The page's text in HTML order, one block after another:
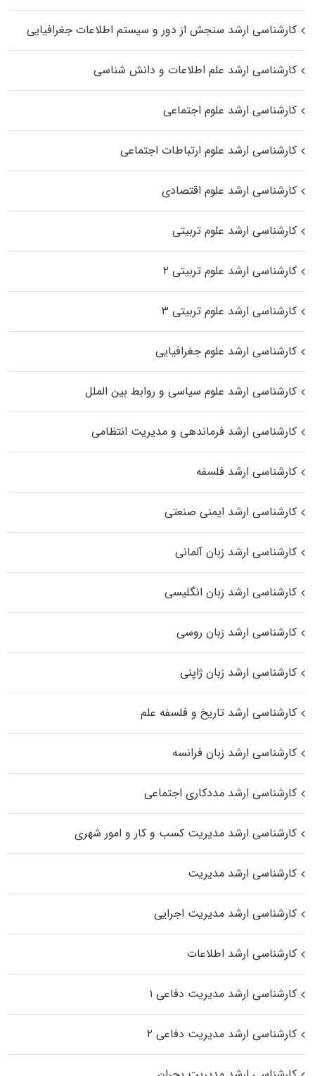
کارشناسی ارشد سنجش از دور و سیستم اطلاعات جغرافیایی
کارشناسی ارشد علم اطلاعات و دانش شناسی
کارشناسی ارشد علوم اجتماعی
کارشناسی ارشد علوم ارتباطات اجتماعی
کارشناسی ارشد علوم اقتصادی
کارشناسی ارشد علوم تربیتی
کارشناسی ارشد علوم تربیتی ۲
کارشناسی ارشد علوم تربیتی ۳
کارشناسی ارشد علوم جغرافیایی
کارشناسی ارشد علوم سیاسی و روابط بین الملل
کارشناسی ارشد فرماندهی و مدیریت انتظامی
کارشناسی ارشد فلسفه
کارشناسی ارشد ایمنی صنعتی
کارشناسی ارشد زبان آلمانی
کارشناسی ارشد زبان انگلیسی
کارشناسی ارشد زبان روسی
کارشناسی ارشد زبان ژاپنی
کارشناسی ارشد تاریخ و فلسفه علم
کارشناسی ارشد زبان فرانسه
کارشناسی ارشد مددکاری اجتماعی
کارشناسی ارشد مدیریت کسب و کار و امور شهری
کارشناسی ارشد مدیریت
کارشناسی ارشد مدیریت اجرایی
کارشناسی ارشد اطلاعات
کارشناسی ارشد مدیریت دفاعی ۱
کارشناسی ارشد مدیریت دفاعی ۲